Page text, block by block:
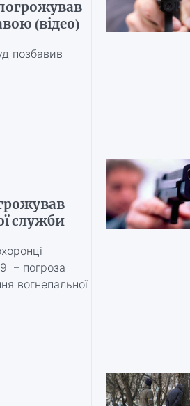
(відео)
позбавив
служби
– погроза
вогнепальної